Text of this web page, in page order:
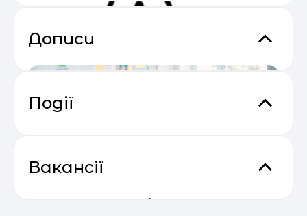
Дописи
МОН оприлюднило
Події
SendPulse
Вакансії
Викладач дошкільної